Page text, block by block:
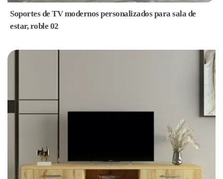
Soportes de TV modernos personalizados para sala de
estar, roble 02